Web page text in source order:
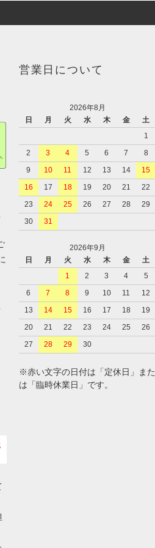
営業日について
2026年8月
日
月 火 水 木 金
土
1
2
3 4 5 6 7
8
9
10 11 12 13 14
15
16
17 18 19 20 21
22
23
24 25 26 27 28
29
30
31
2026年9月
日
月 火 水 木 金
土
1
2 3 4
5
6
7 8 9 10 11
12
13
14 15 16 17 18
19
20
21 22 23 24 25
26
27
28 29 30
※赤い文字の日付は「定休日」また
は「臨時休業日」です。